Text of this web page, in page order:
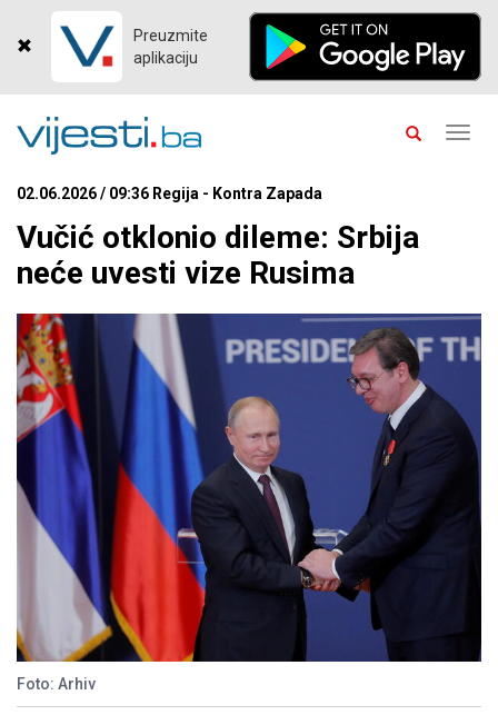
Preuzmite
aplikaciju
02.06.2026 / 09:36 Regija - Kontra Zapada
Vučić otklonio dileme: Srbija
neće uvesti vize Rusima
Foto: Arhiv